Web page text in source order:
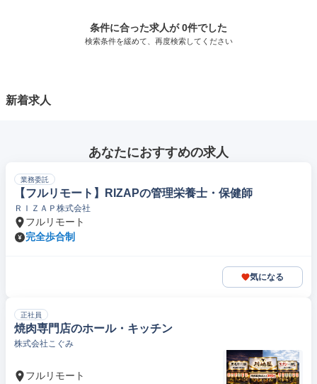
条件に合った求人が 0件でした
検索条件を緩めて、再度検索してください
新着求人
あなたにおすすめの求人
業務委託
【フルリモート】RIZAPの管理栄養士・保健師
ＲＩＺＡＰ株式会社
フルリモート
完全歩合制
気になる
正社員
焼肉専門店のホール・キッチン
株式会社こぐみ
フルリモート